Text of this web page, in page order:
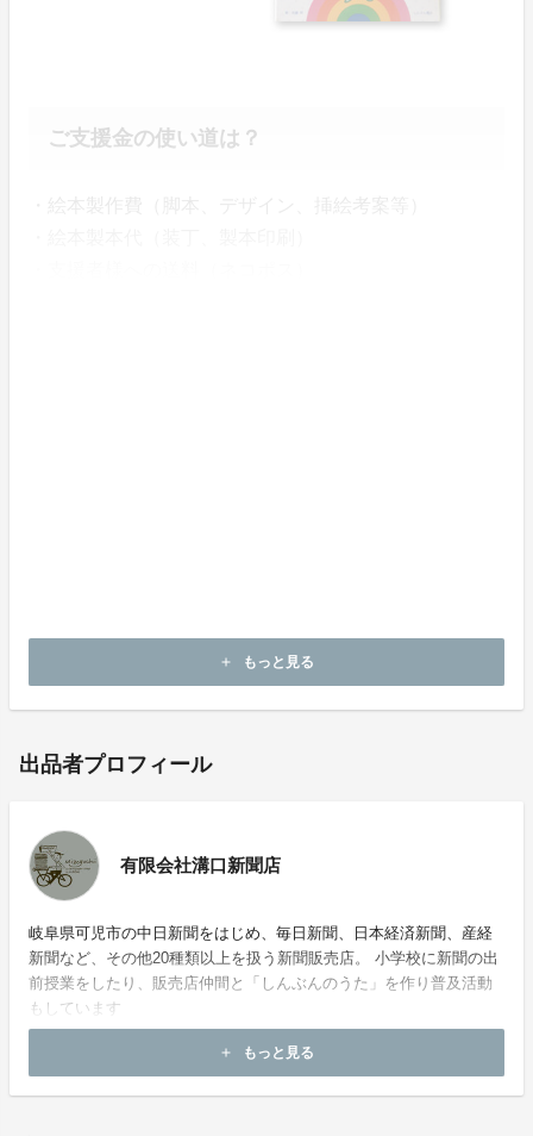
ご支援金の使い道は？
add もっと見る
出品者プロフィール
有限会社溝口新聞店
岐阜県可児市の中日新聞をはじめ、毎日新聞、日本経済新聞、産経
新聞など、その他20種類以上を扱う新聞販売店。 小学校に新聞の出
前授業をしたり、販売店仲間と「しんぶんのうた」を作り普及活動
もしています
add もっと見る